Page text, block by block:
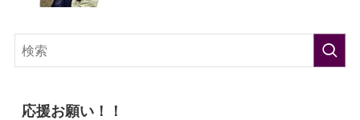
応援お願い！！